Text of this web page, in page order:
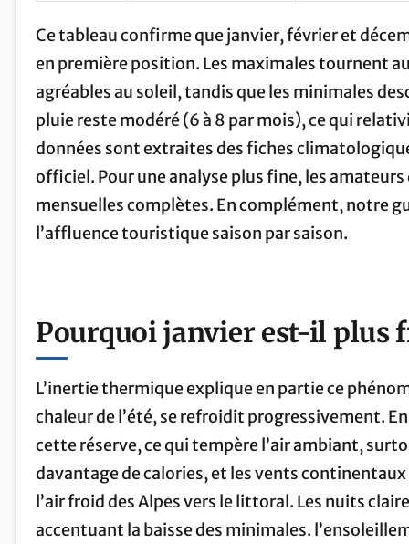
Ce tableau confirme que janvier, février et
en première position. Les maximales tournent
agréables au soleil, tandis que les minimales
pluie reste modéré (6 à 8 par mois), ce qui
données sont extraites des fiches
officiel. Pour une analyse plus fine, les
mensuelles complètes. En complément, notre
l’affluence touristique saison par saison.
Pourquoi janvier est-il plus
L’inertie thermique explique en partie ce
chaleur de l’été, se refroidit progressivement.
cette réserve, ce qui tempère l’air ambiant,
davantage de calories, et les vents
l’air froid des Alpes vers le littoral. Les nuits
accentuant la baisse des minimales.